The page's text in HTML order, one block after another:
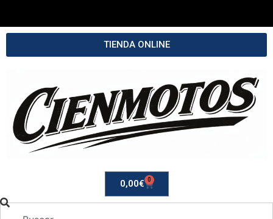
TIENDA ONLINE
0,00€ 0